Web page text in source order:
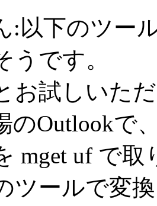
:以下のツー
うです。
お試しいた
のOutlookで
mget uf で取
ツールで変